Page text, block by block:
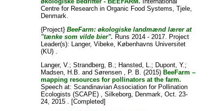
Centre for Research in Organic Food Systems, Tjele,
Denmark.
{Project}BeeFarm: økologiske landmænd lærer at
"tænke som vilde bier". Runs 2014 - 2017. Project
Leader(s): Langer, Vibeke, Københavns Universitet
(KU) .
Langer, V.;Strandberg, B.; Hansted, L.; Dupont, Y.;
Madsen, H.B. andSørensen , P. B. (2015) BeeFarm –
mapping resources for pollinators at the farm.
Speech at: Scandinavian Association for Pollination
Ecologists (SCAPE) , Silkeborg, Denmark, Oct. 23-
24, 2015 . [Completed]